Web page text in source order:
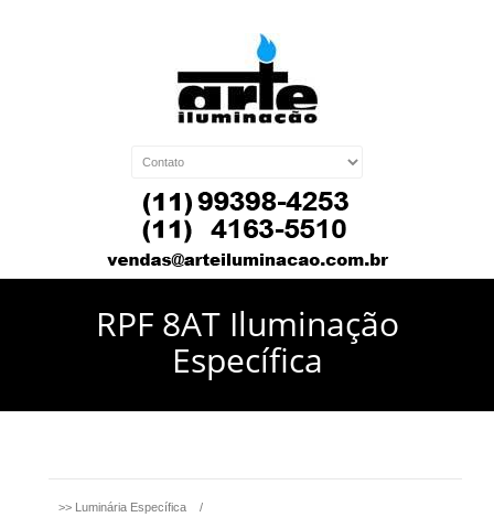
RPF 8AT Iluminação
Específica
>> Luminária Específica /